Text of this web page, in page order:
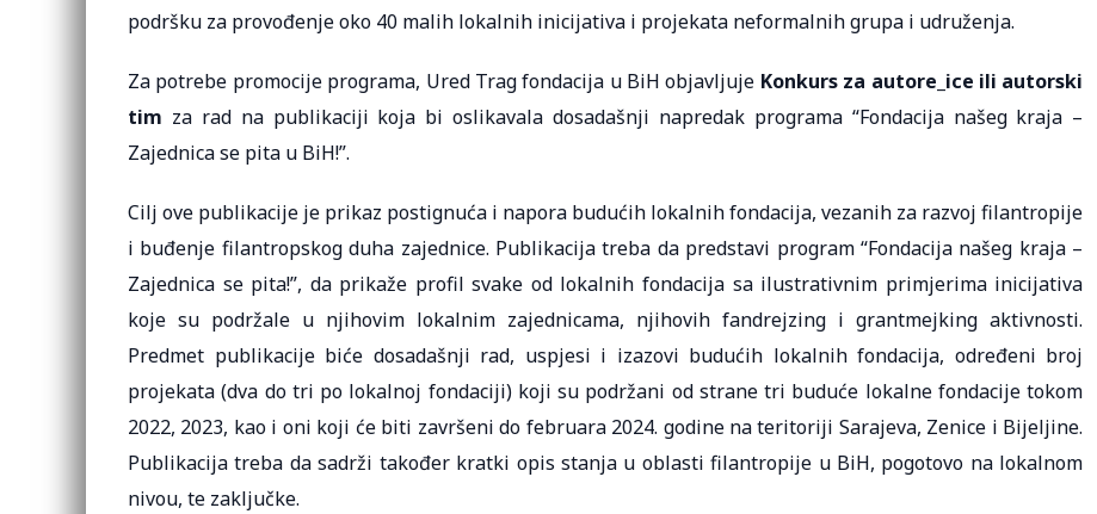
podršku za provođenje oko 40 malih lokalnih inicijativa i projekata neformalnih grupa i udruženja.
Za potrebe promocije programa, Ured Trag fondacija u BiH objavljuje Konkurs za autore_ice ili autorski
tim za rad na publikaciji koja bi oslikavala dosadašnji napredak programa “Fondacija našeg kraja –
Zajednica se pita u BiH!”.
Cilj ove publikacije je prikaz postignuća i napora budućih lokalnih fondacija, vezanih za razvoj filantropije
i buđenje filantropskog duha zajednice. Publikacija treba da predstavi program “Fondacija našeg kraja –
Zajednica se pita!”, da prikaže profil svake od lokalnih fondacija sa ilustrativnim primjerima inicijativa
koje su podržale u njihovim lokalnim zajednicama, njihovih fandrejzing i grantmejking aktivnosti.
Predmet publikacije biće dosadašnji rad, uspjesi i izazovi budućih lokalnih fondacija, određeni broj
projekata (dva do tri po lokalnoj fondaciji) koji su podržani od strane tri buduće lokalne fondacije tokom
2022, 2023, kao i oni koji će biti završeni do februara 2024. godine na teritoriji Sarajeva, Zenice i Bijeljine.
Publikacija treba da sadrži također kratki opis stanja u oblasti filantropije u BiH, pogotovo na lokalnom
nivou, te zaključke.